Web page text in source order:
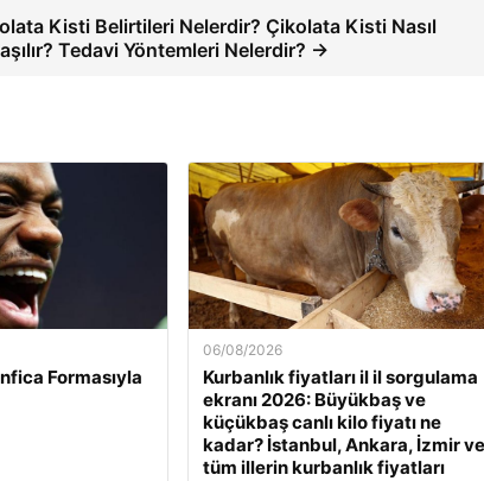
Kisti Belirtileri Nelerdir? Çikolata Kisti Nasıl
Tedavi Yöntemleri Nelerdir? →
Formasıyla
06/08/2026
Kurbanlık fiyatları il il sorgulama
ekranı 2026: Büyükbaş ve
küçükbaş canlı kilo fiyatı ne
kadar? İstanbul, Ankara, İzmir ve
tüm illerin kurbanlık fiyatları